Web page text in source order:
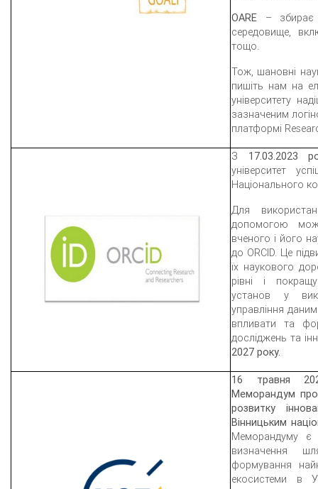
OARE – збирає
середовище,
тощо.
Тож, шановні
пишіть нам на
університету
зазначеним
платформі
З 17.03.2023
університет
Національного
Для
допомогою
вченого і його
до ORCID. Це
їх наукового
рівні і
установ у
управління
впливати та
досліджень та
2027 року.
16 травня
Меморандум
розвитку
Вінницьким
Меморандуму є
визначення
формування
екосистеми в